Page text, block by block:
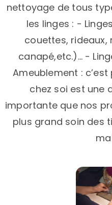
nettoyage de tous
les linges : -
couettes, rideaux,
canapé,etc.)… -
Ameublement :
chez soi est une
importante que nos
plus grand soin des